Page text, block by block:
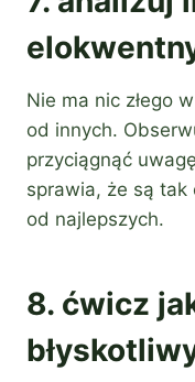
Nie ma nic złego
od innych.
przyciągnąć
sprawia, że są tak
od najlepszych.
8. ćwicz